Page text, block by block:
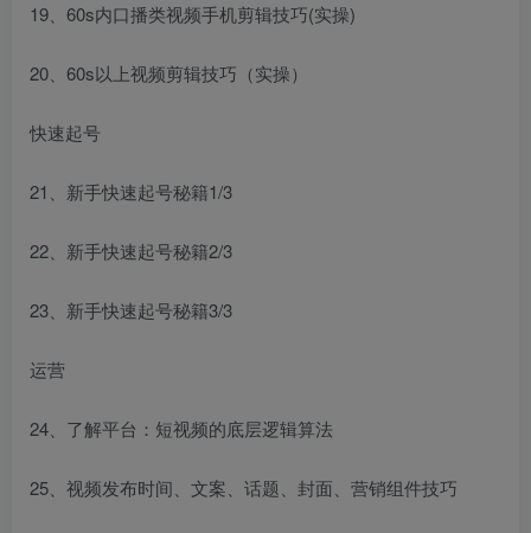
19、60s内口播类视频手机剪辑技巧(实操)
20、60s以上视频剪辑技巧（实操）
快速起号
21、新手快速起号秘籍1/3
22、新手快速起号秘籍2/3
23、新手快速起号秘籍3/3
运营
24、了解平台：短视频的底层逻辑算法
25、视频发布时间、文案、话题、封面、营销组件技巧